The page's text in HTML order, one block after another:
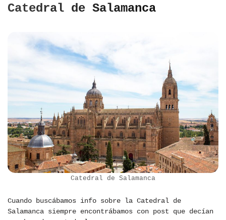
Catedral de Salamanca
Catedral de Salamanca
Cuando buscábamos info sobre la Catedral de
Salamanca siempre encontrábamos con post que decían